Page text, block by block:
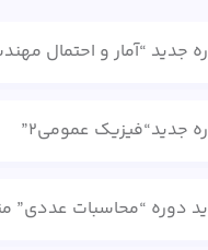
جدید “آمار و احتمال
جدید“فیزیک عمومی2”
دوره “محاسبات عددی”